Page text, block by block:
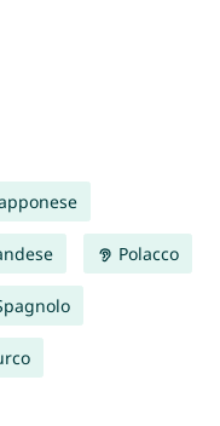
Polacco